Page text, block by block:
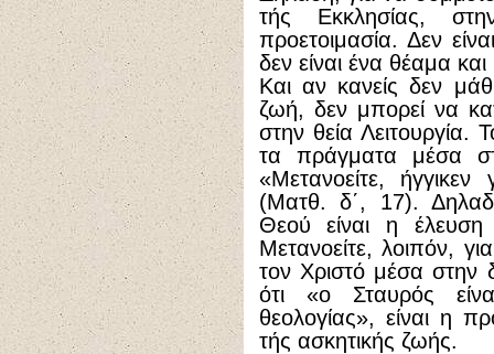
τής Εκκλησίας,
προετοιμασία. Δεν
δεν είναι ένα θέαμα
Και αν κανείς δεν
ζωή, δεν μπορεί να
στην θεία Λειτουργία.
τα πράγματα μέσα
«Μετανοείτε,
(Ματθ. δ΄, 17).
Θεού είναι η
Μετανοείτε, λοιπόν,
τον Χριστό μέσα
ότι «ο Σταυρός
θεολογίας», είναι η
τής ασκητικής ζωής.